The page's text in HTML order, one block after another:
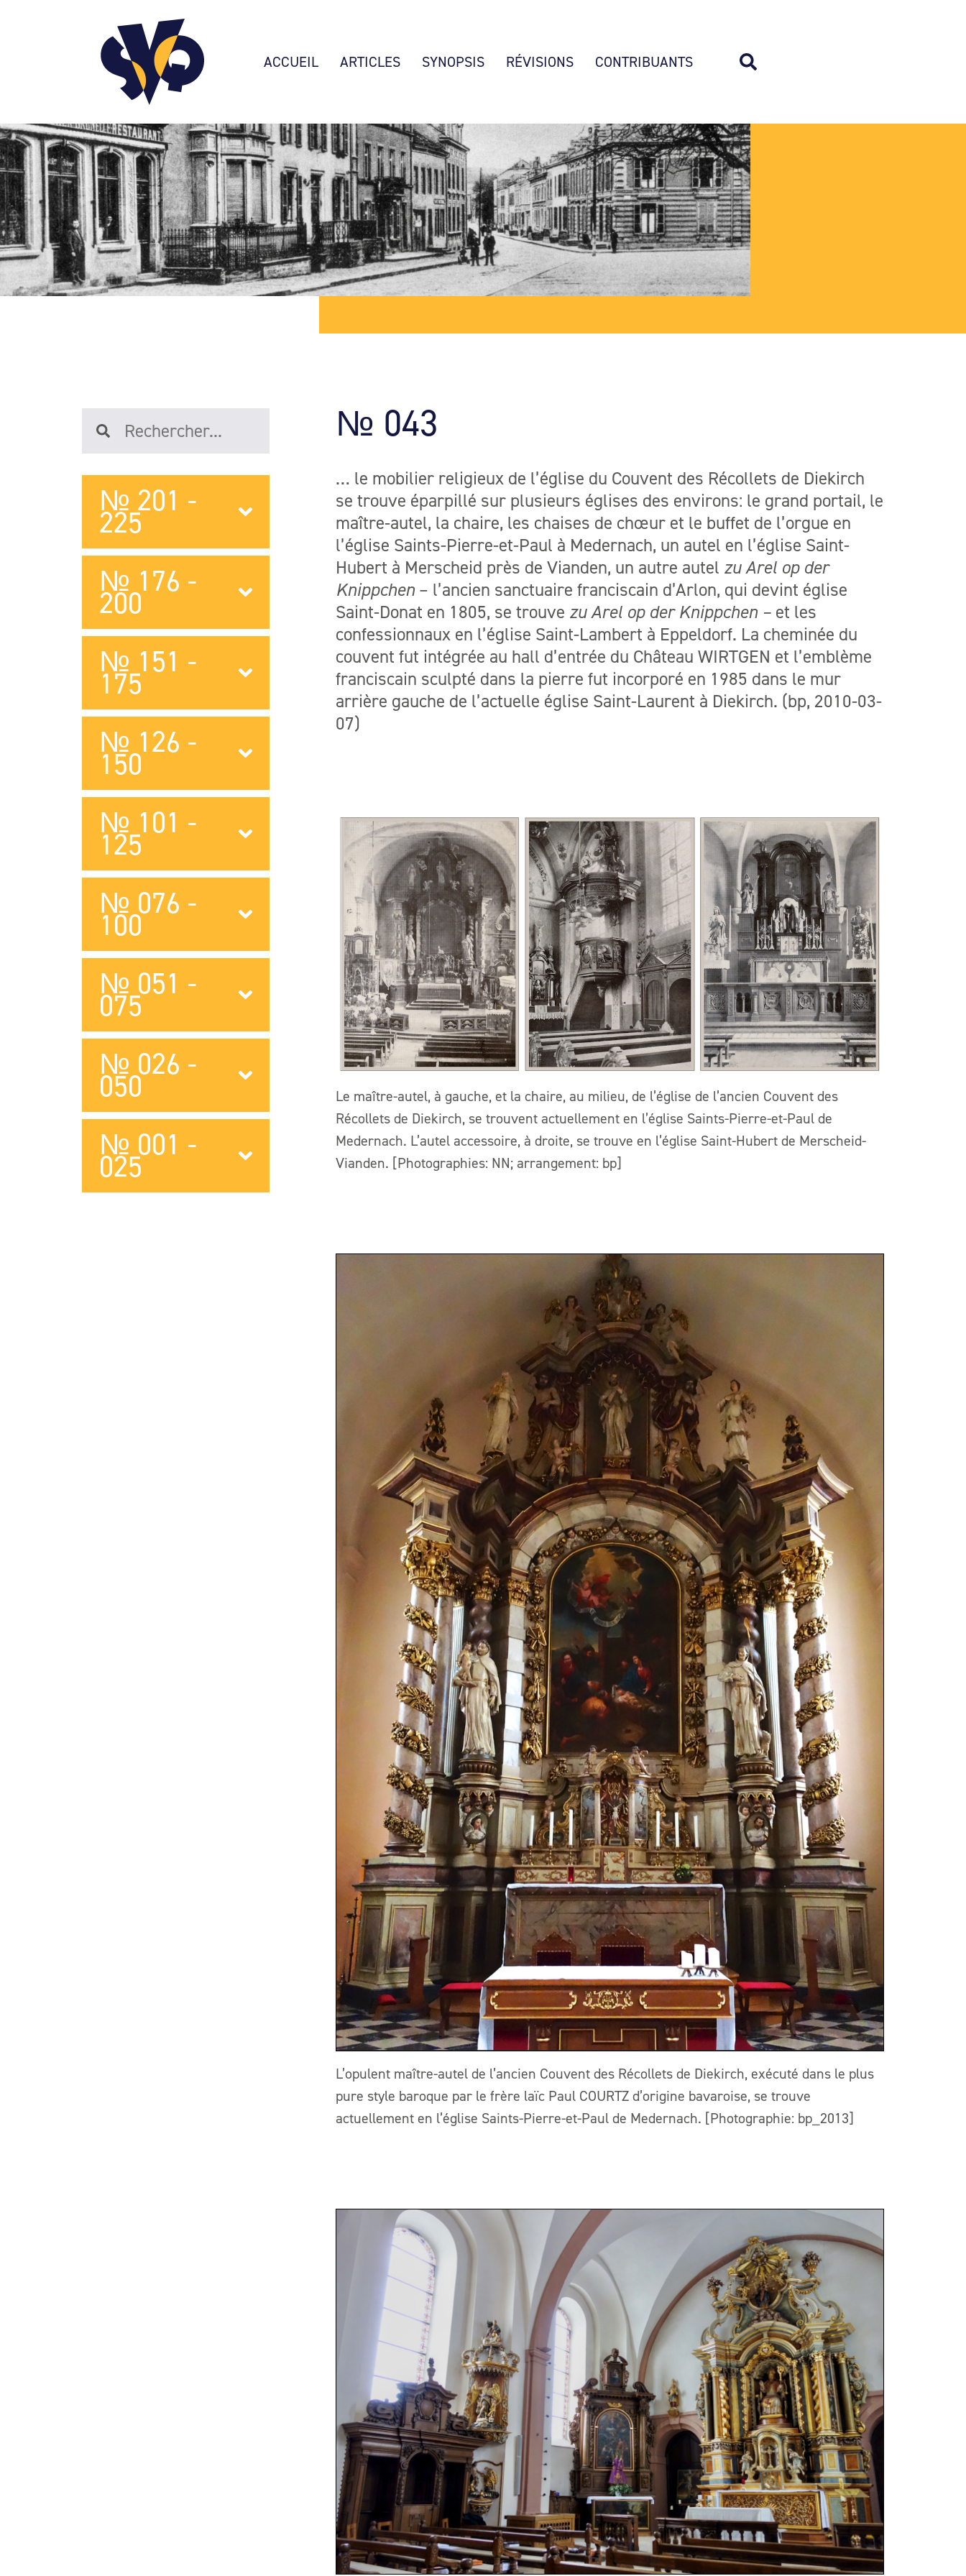
ACCUEIL ARTICLES SYNOPSIS RÉVISIONS CONTRIBUANTS
№ 001 -
025
№ 026 -
050
№ 051 -
075
№ 076 -
100
№ 101 -
125
№ 126 -
150
№ 151 -
175
№ 176 -
200
№ 201 -
225
№ 043
… le mobilier religieux de l’église du Couvent des Récollets de Diekirch
se trouve éparpillé sur plusieurs églises des environs: le grand portail, le
maître-autel, la chaire, les chaises de chœur et le buffet de l’orgue en
l’église Saints-Pierre-et-Paul à Medernach, un autel en l’église Saint-
Hubert à Merscheid près de Vianden, un autre autel zu Arel op der
Knippchen – l’ancien sanctuaire franciscain d’Arlon, qui devint église
Saint-Donat en 1805, se trouve zu Arel op der Knippchen – et les
confessionnaux en l’église Saint-Lambert à Eppeldorf. La cheminée du
couvent fut intégrée au hall d’entrée du Château WIRTGEN et l’emblème
franciscain sculpté dans la pierre fut incorporé en 1985 dans le mur
arrière gauche de l’actuelle église Saint-Laurent à Diekirch. (bp, 2010-03-
07)
Le maître-autel, à gauche, et la chaire, au milieu, de l’église de l’ancien Couvent des
Récollets de Diekirch, se trouvent actuellement en l’église Saints-Pierre-et-Paul de
Medernach. L’autel accessoire, à droite, se trouve en l’église Saint-Hubert de Merscheid-
Vianden. [Photographies: NN; arrangement: bp]
L’opulent maître-autel de l’ancien Couvent des Récollets de Diekirch, exécuté dans le plus
pure style baroque par le frère laïc Paul COURTZ d’origine bavaroise, se trouve
actuellement en l’église Saints-Pierre-et-Paul de Medernach. [Photographie: bp_2013]